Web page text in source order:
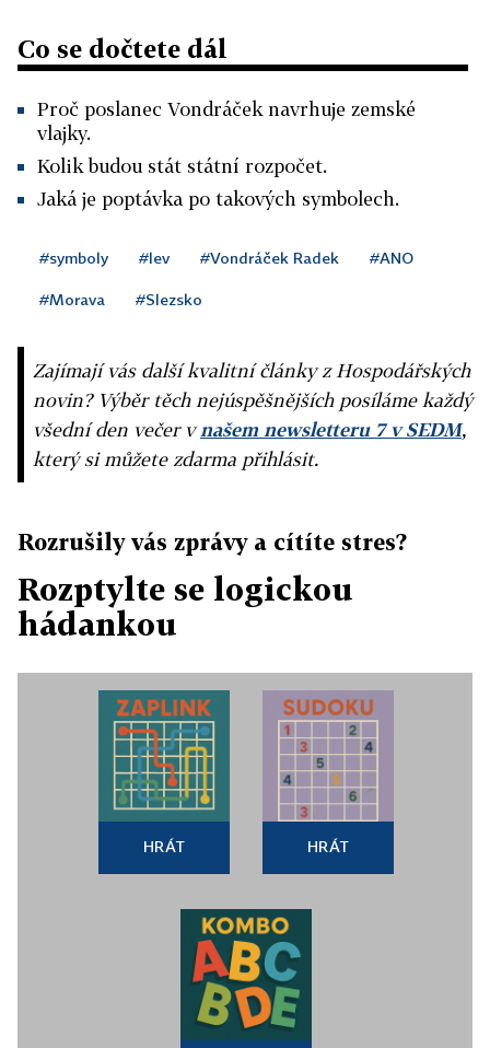
Co se dočtete dál
Proč poslanec Vondráček navrhuje zemské
vlajky.
Kolik budou stát státní rozpočet.
Jaká je poptávka po takových symbolech.
#symboly #lev #Vondráček Radek #ANO
#Morava #Slezsko
Zajímají vás další kvalitní články z Hospodářských
novin? Výběr těch nejúspěšnějších posíláme každý
všední den večer vnašem newsletteru 7 v SEDM,
který si můžete zdarma přihlásit.
Rozrušily vás zprávy a cítíte stres?
Rozptylte se logickou
hádankou
HRÁT HRÁT